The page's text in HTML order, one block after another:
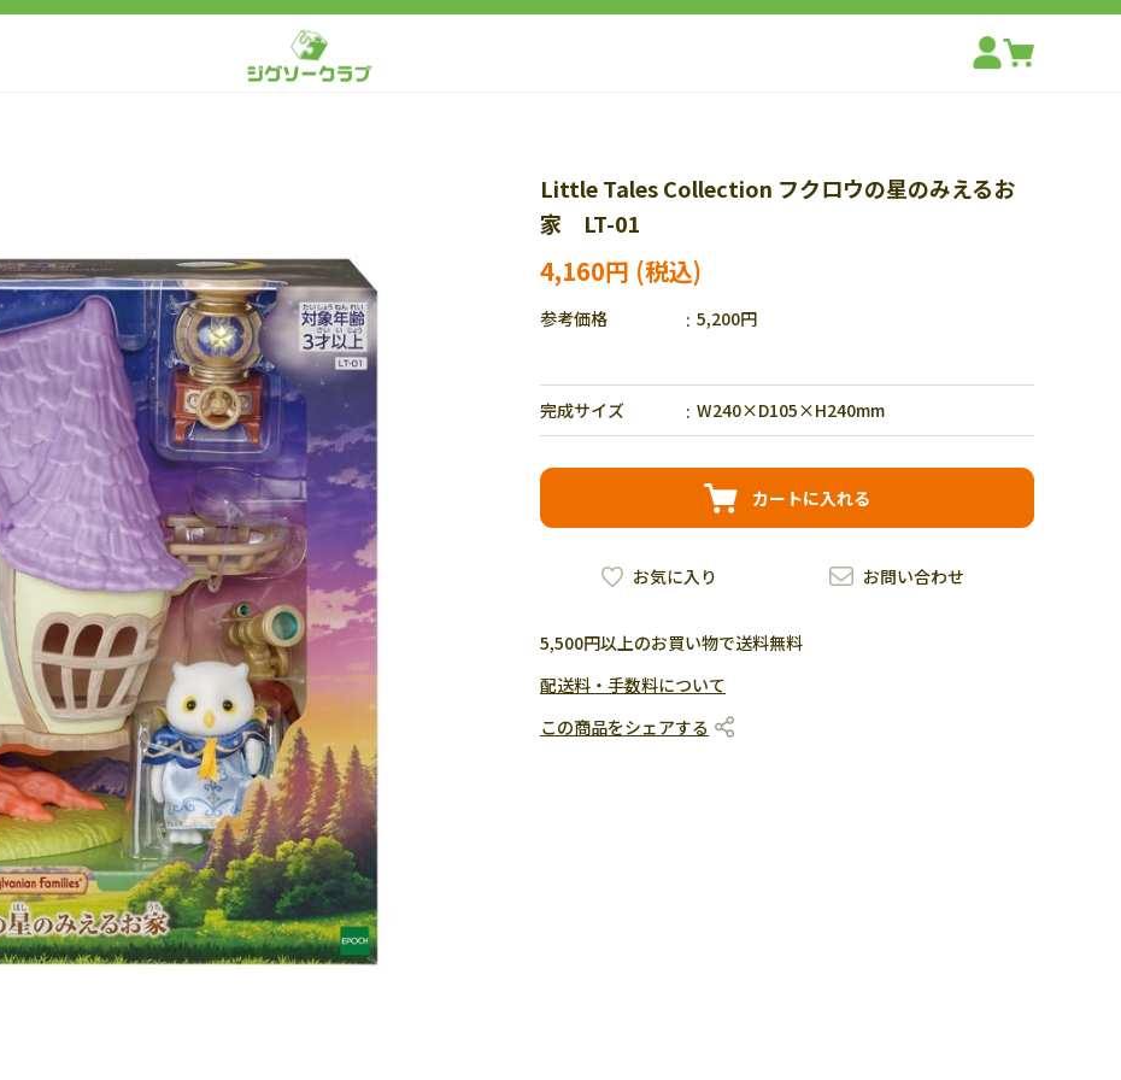
Little Tales Collection フクロウの星のみえるお
家 LT-01
4,160円
参考価格 5,200円
完成サイズ W240×D105×H240mm
カートに入れる
お問い合わせ
お気に入り
5,500円以上のお買い物で送料無料
配送料・手数料について
この商品をシェアする